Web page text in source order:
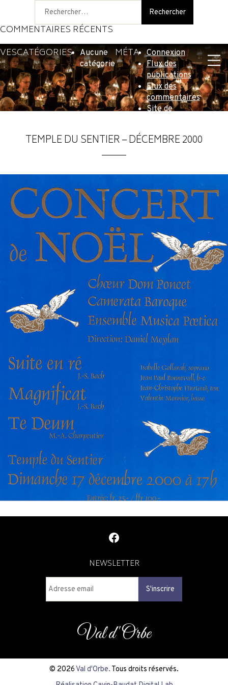
Rechercher :
COMMENTAIRES RÉCENTS
CATÉGORIES
Aucune
catégorie
MÉTA
Connexion
Flux des
publications
Flux des
commentaires
Site de
TEMPLE DU SENTIER – DÉCEMBRE 2000
Facebook
NEWSLETTER
Val d'Orbe
© 2026Val d'Orbe. Tous droits réservés.